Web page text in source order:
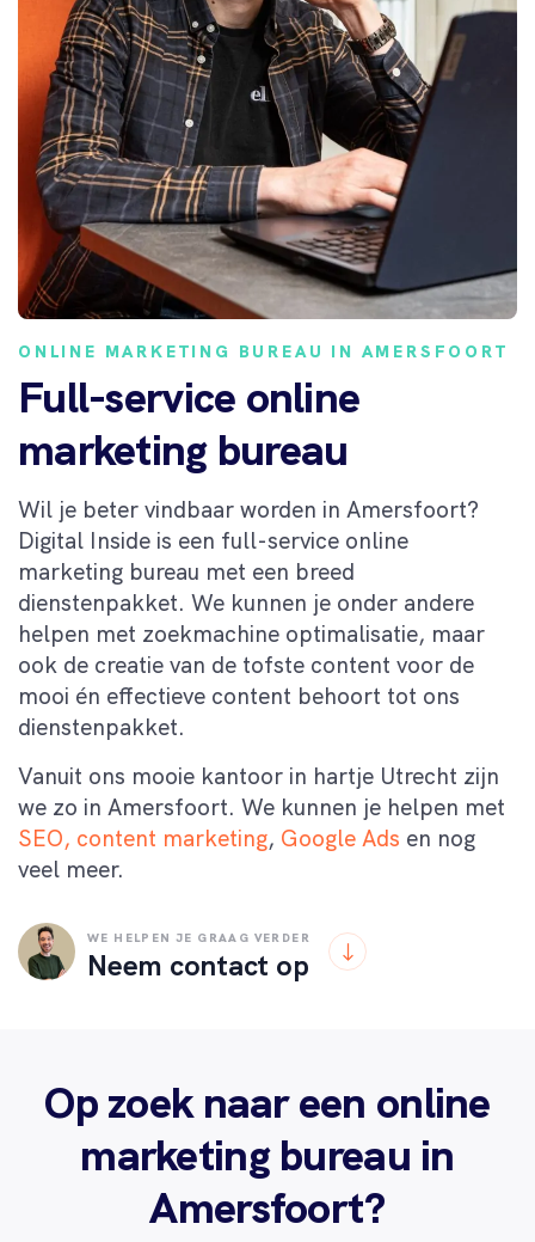
ONLINE MARKETING BUREAU IN AMERSFOORT
Full-service online
marketing bureau
Wil je beter vindbaar worden in Amersfoort?
Digital Inside is een full-service online
marketing bureau met een breed
dienstenpakket. We kunnen je onder andere
helpen met zoekmachine optimalisatie, maar
ook de creatie van de tofste content voor de
mooi én effectieve content behoort tot ons
dienstenpakket.
Vanuit ons mooie kantoor in hartje Utrecht zijn
we zo in Amersfoort. We kunnen je helpen met
SEO, content marketing, Google Ads en nog
veel meer.
WE HELPEN JE GRAAG VERDER
Neem contact op
Op zoek naar een online
marketing bureau in
Amersfoort?